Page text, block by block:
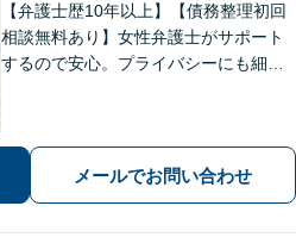
【弁護士歴10年以上】【債務整理初回
相談無料あり】女性弁護士がサポート
するので安心。プライバシーにも細心
い。【完全個室で相談】【駐車場あ
り】
メールでお問い合わせ